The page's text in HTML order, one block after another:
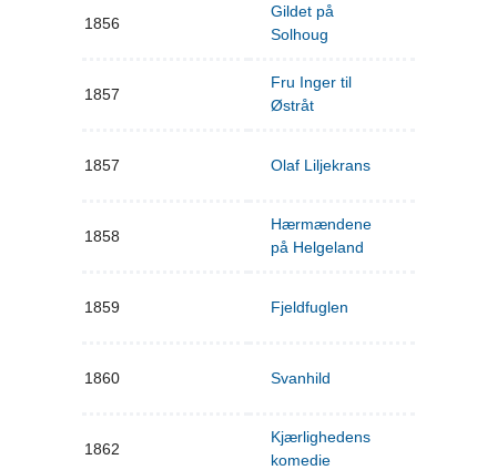
1856
Gildet på
Solhoug
1857
Fru Inger til
Østråt
1857 Olaf Liljekrans
1858
Hærmændene
på Helgeland
1859 Fjeldfuglen
1860 Svanhild
1862
Kjærlighedens
komedie